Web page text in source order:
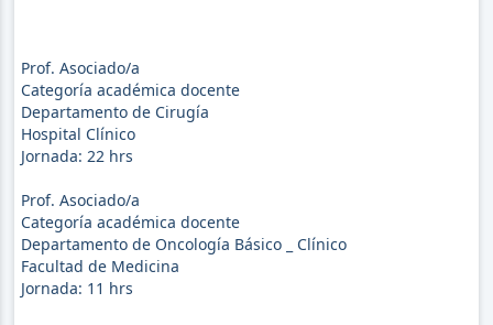
Prof. Asociado/a
Categoría académica docente
Departamento de Cirugía
Hospital Clínico
Jornada: 22hrs
Prof. Asociado/a
Categoría académica docente
Departamento de Oncología Básico _ Clínico
Facultad de Medicina
Jornada: 11 hrs